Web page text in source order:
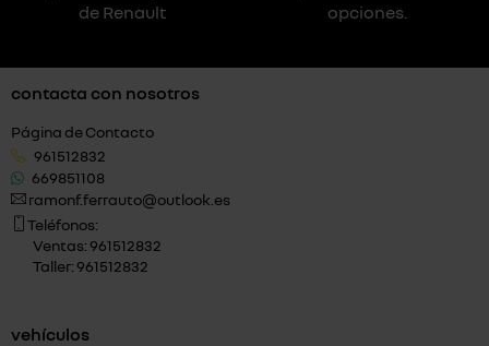
de Renault
opciones.
contacta con nosotros
Página de Contacto
961512832
669851108
ramonf.ferrauto@outlook.es
Teléfonos:
Ventas: 961512832
Taller: 961512832
vehículos